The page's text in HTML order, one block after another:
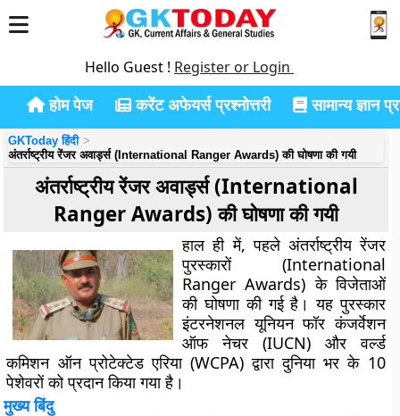
Hello Guest ! Register or Login
होम पेज करेंट अफेयर्स प्रश्नोत्तरी सामान्य ज्ञान
GKToday हिंदी
अंतर्राष्ट्रीय रेंजर अवार्ड्स (International Ranger Awards) की घोषणा की गयी
अंतर्राष्ट्रीय रेंजर अवार्ड्स (International
Ranger Awards) की घोषणा की गयी
हाल ही में, पहले अंतर्राष्ट्रीय रेंजर
पुरस्कारों (International
Ranger Awards) के विजेताओं
की घोषणा की गई है। यह पुरस्कार
इंटरनेशनल यूनियन फॉर कंजर्वेशन
ऑफ नेचर (IUCN) और वर्ल्ड
कमिशन ऑन प्रोटेक्टेड एरिया (WCPA) द्वारा दुनिया भर के 10
पेशेवरों को प्रदान किया गया है।
मुख्य बिंदु